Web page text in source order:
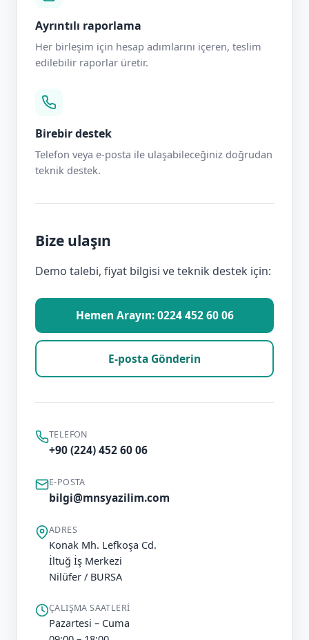
Ayrıntılı raporlama
Her birleşim için hesap adımlarını içeren, teslim
edilebilir raporlar üretir.
Birebir destek
Telefon veya e-posta ile ulaşabileceğiniz doğrudan
teknik destek.
Bize ulaşın
Demo talebi, fiyat bilgisi ve teknik destek için:
Hemen Arayın: 0224 452 60 06
E-posta Gönderin
TELEFON
+90 (224) 452 60 06
E-POSTA
bilgi@mnsyazilim.com
ADRES
Konak Mh. Lefkoşa Cd.
İltuğ İş Merkezi
Nilüfer / BURSA
ÇALIŞMA SAATLERI
Pazartesi – Cuma